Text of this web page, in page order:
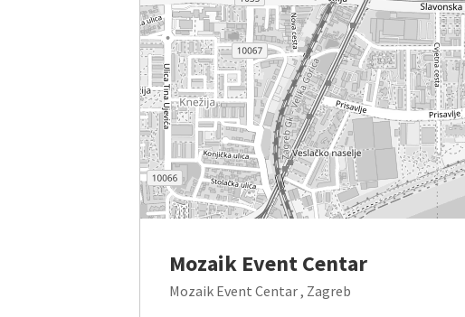
Mozaik Event Centar
Mozaik Event Centar , Zagreb